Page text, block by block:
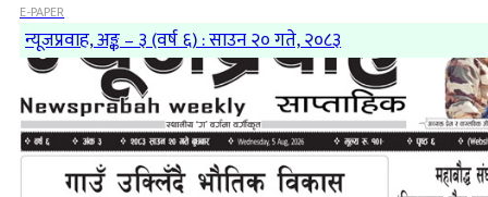
E-PAPER
न्यूजप्रवाह, अङ्क – ३ (वर्ष ६) : साउन २० गते, २०८३